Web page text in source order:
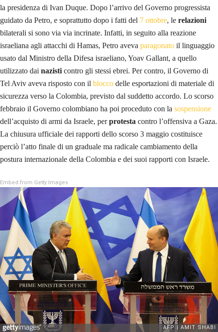
la presidenza di Ivan Duque. Dopo l’arrivo del Governo progressista
guidato da Petro, e soprattutto dopo i fatti del 7 ottobre, le relazioni
bilaterali si sono via via incrinate. Infatti, in seguito alla reazione
israeliana agli attacchi di Hamas, Petro aveva paragonato il linguaggio
usato dal Ministro della Difesa israeliano, Yoav Gallant, a quello
utilizzato dai nazisti contro gli stessi ebrei. Per contro, il Governo di
Tel Aviv aveva risposto con il blocco delle esportazioni di materiale di
sicurezza verso la Colombia, previsto dal suddetto accordo. Lo scorso
febbraio il Governo colombiano ha poi proceduto con la sospensione
dell’acquisto di armi da Israele, perprotesta contro l’offensiva a Gaza.
La chiusura ufficiale dei rapporti dello scorso 3 maggio costituisce
perciò l’atto finale di un graduale ma radicale cambiamento della
postura internazionale della Colombia e dei suoi rapporti con Israele.
Embed from Getty Images